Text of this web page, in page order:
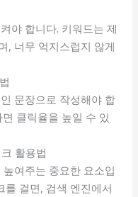
야 합니다. 키워드는 제
, 너무 억지스럽지 않게
문장으로 작성해야 합
클릭율을 높일 수 있
활용법
여주는 중요한 요소입
를 걸면, 검색 엔진에서